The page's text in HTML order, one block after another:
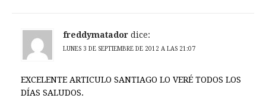
freddymatador dice:
LUNES 3 DE SEPTIEMBRE DE 2012 A LAS 21:07
EXCELENTE ARTICULO SANTIAGO LO VERÉ TODOS LOS
DÍAS SALUDOS.